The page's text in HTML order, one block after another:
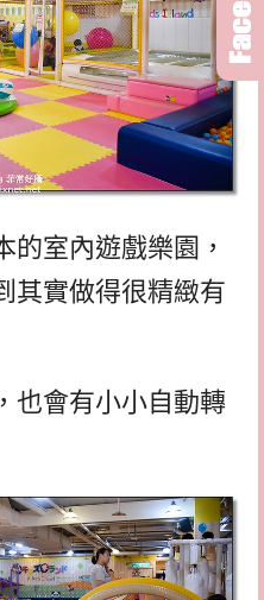
的室內遊戲樂園，
其實做得很精緻有
也會有小小自動轉